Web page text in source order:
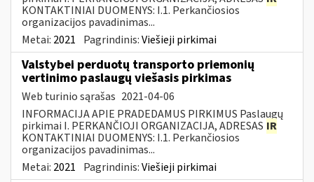
KONTAKTINIAI DUOMENYS: I.1. Perkančiosios
organizacijos pavadinimas...
Metai: 2021 Pagrindinis:Viešieji pirkimai
Valstybei perduotų transporto priemonių
vertinimo paslaugų viešasis pirkimas
Web turinio sąrašas 2021-04-06
INFORMACIJA APIE PRADEDAMUS PIRKIMUS Paslaugų
pirkimai I. PERKANČIOJI ORGANIZACIJA, ADRESAS IR
KONTAKTINIAI DUOMENYS: I.1. Perkančiosios
organizacijos pavadinimas...
Metai: 2021 Pagrindinis:Viešieji pirkimai